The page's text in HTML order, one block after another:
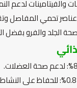
والفيتامينات لدعم
تحمي المفاصل
الجلد والفرو بفضل